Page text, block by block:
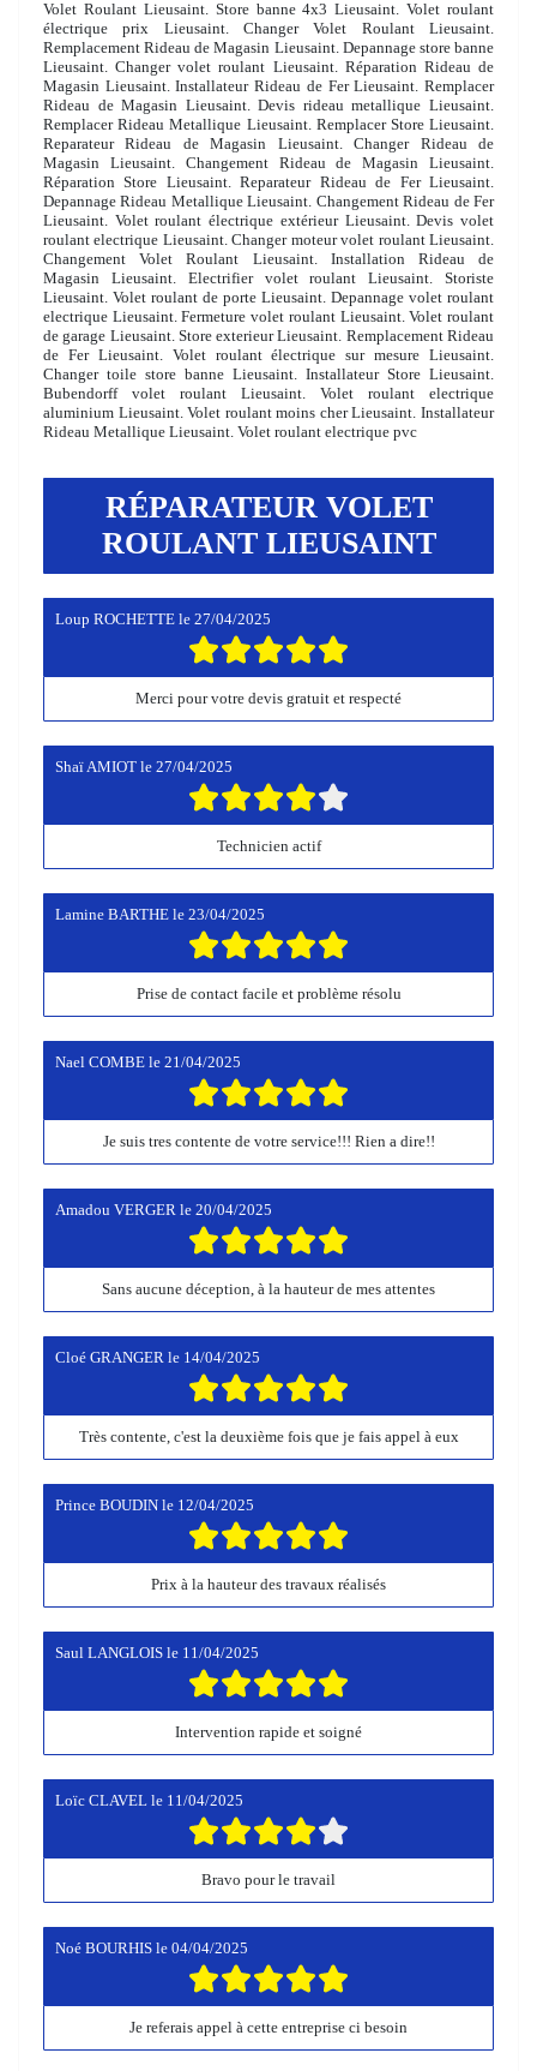
Volet Roulant Lieusaint. Store banne 4x3 Lieusaint. Volet roulant
électrique prix Lieusaint. Changer Volet Roulant Lieusaint.
Remplacement Rideau de Magasin Lieusaint. Depannage store banne
Lieusaint. Changer volet roulant Lieusaint. Réparation Rideau de
Magasin Lieusaint. Installateur Rideau de Fer Lieusaint. Remplacer
Rideau de Magasin Lieusaint. Devis rideau metallique Lieusaint.
Remplacer Rideau Metallique Lieusaint. Remplacer Store Lieusaint.
Reparateur Rideau de Magasin Lieusaint. Changer Rideau de
Magasin Lieusaint. Changement Rideau de Magasin Lieusaint.
Réparation Store Lieusaint. Reparateur Rideau de Fer Lieusaint.
Depannage Rideau Metallique Lieusaint. Changement Rideau de Fer
Lieusaint. Volet roulant électrique extérieur Lieusaint. Devis volet
roulant electrique Lieusaint. Changer moteur volet roulant Lieusaint.
Changement Volet Roulant Lieusaint. Installation Rideau de
Magasin Lieusaint. Electrifier volet roulant Lieusaint. Storiste
Lieusaint. Volet roulant de porte Lieusaint. Depannage volet roulant
electrique Lieusaint. Fermeture volet roulant Lieusaint. Volet roulant
de garage Lieusaint. Store exterieur Lieusaint. Remplacement Rideau
de Fer Lieusaint. Volet roulant électrique sur mesure Lieusaint.
Changer toile store banne Lieusaint. Installateur Store Lieusaint.
Bubendorff volet roulant Lieusaint. Volet roulant electrique
aluminium Lieusaint. Volet roulant moins cher Lieusaint. Installateur
Rideau Metallique Lieusaint. Volet roulant electrique pvc
RÉPARATEUR VOLET
ROULANT LIEUSAINT
Loup ROCHETTE le 27/04/2025
Merci pour votre devis gratuit et respecté
Shaï AMIOT le 27/04/2025
Technicien actif
Lamine BARTHE le 23/04/2025
Prise de contact facile et problème résolu
Nael COMBE le 21/04/2025
Je suis tres contente de votre service!!! Rien a dire!!
Amadou VERGER le 20/04/2025
Sans aucune déception, à la hauteur de mes attentes
Cloé GRANGER le 14/04/2025
Très contente, c'est la deuxième fois que je fais appel à eux
Prince BOUDIN le 12/04/2025
Prix à la hauteur des travaux réalisés
Saul LANGLOIS le 11/04/2025
Intervention rapide et soigné
Loïc CLAVEL le 11/04/2025
Bravo pour le travail
Noé BOURHIS le 04/04/2025
Je referais appel à cette entreprise ci besoin